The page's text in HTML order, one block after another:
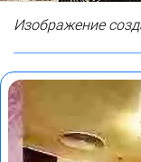
Изображение